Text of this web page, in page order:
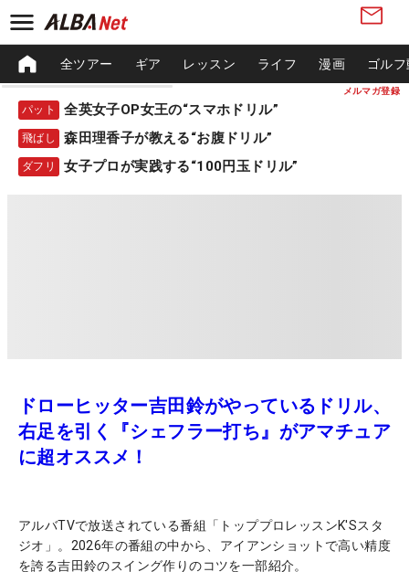
メルマガ登録
全ツアー ギア レッスン ライフ 漫画 ゴル
パット 全英女子OP女王の“スマホドリル”
飛ばし 森田理香子が教える“お腹ドリル”
ダフリ 女子プロが実践する“100円玉ドリル”
ドローヒッター吉田鈴がやっているドリル、
右足を引く『シェフラー打ち』がアマチュア
に超オススメ！
アルバTVで放送されている番組「トッププロレッスンK'Sスタ
ジオ」。2026年の番組の中から、アイアンショットで高い精度
を誇る吉田鈴のスイング作りのコツを一部紹介。